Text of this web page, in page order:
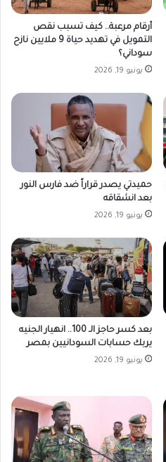
أرقام مرعبة.. كيف تسبب نقص
التمويل في تهديد حياة 9 ملايين نازح
سوداني؟
يونيو 19, 2026
حميدتي يصدر قراراً ضد فارس النور
بعد انشقاقه
يونيو 19, 2026
بعد كسر حاجز الـ 100.. انهيار الجنيه
يربك حسابات السودانيين بمصر
يونيو 19, 2026